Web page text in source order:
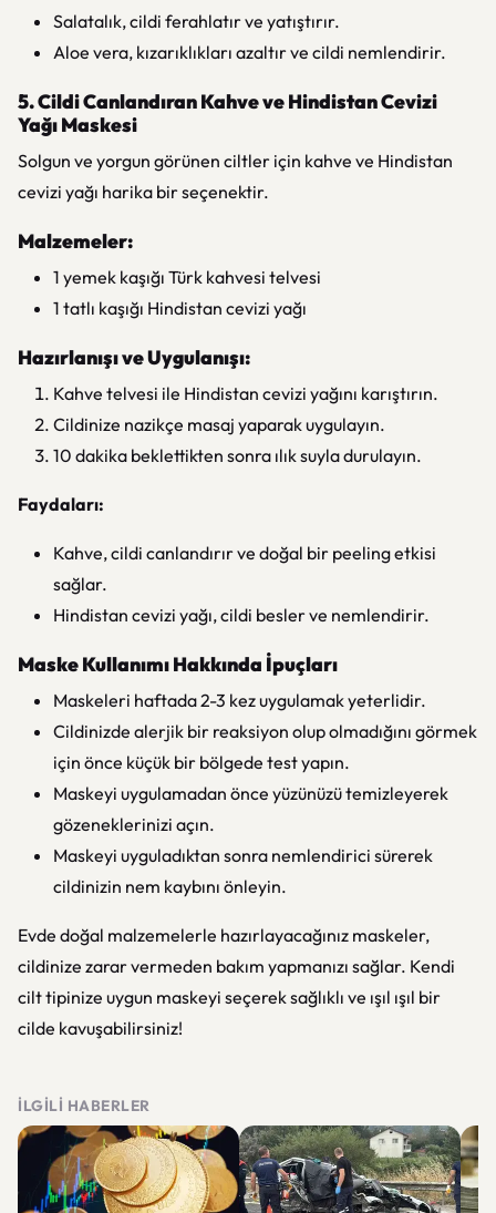
Salatalık, cildi ferahlatır ve yatıştırır.
Aloe vera, kızarıklıkları azaltır ve cildi nemlendirir.
5. Cildi Canlandıran Kahve ve Hindistan Cevizi
Yağı Maskesi
Solgun ve yorgun görünen ciltler için kahve ve Hindistan
cevizi yağı harika bir seçenektir.
Malzemeler:
1 yemek kaşığı Türk kahvesi telvesi
1 tatlı kaşığı Hindistan cevizi yağı
Hazırlanışı ve Uygulanışı:
Kahve telvesi ile Hindistan cevizi yağını karıştırın.
Cildinize nazikçe masaj yaparak uygulayın.
10 dakika beklettikten sonra ılık suyla durulayın.
Faydaları:
Kahve, cildi canlandırır ve doğal bir peeling etkisi
sağlar.
Hindistan cevizi yağı, cildi besler ve nemlendirir.
Maske Kullanımı Hakkında İpuçları
Maskeleri haftada 2-3 kez uygulamak yeterlidir.
Cildinizde alerjik bir reaksiyon olup olmadığını görmek
için önce küçük bir bölgede test yapın.
Maskeyi uygulamadan önce yüzünüzü temizleyerek
gözeneklerinizi açın.
Maskeyi uyguladıktan sonra nemlendirici sürerek
cildinizin nem kaybını önleyin.
Evde doğal malzemelerle hazırlayacağınız maskeler,
cildinize zarar vermeden bakım yapmanızı sağlar. Kendi
cilt tipinize uygun maskeyi seçerek sağlıklı ve ışıl ışıl bir
cilde kavuşabilirsiniz!
İLGILI HABERLER